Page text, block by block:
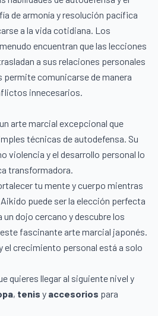
de armonía y resolución pacífica
a la vida cotidiana. Los
encuentran que las lecciones
a sus relaciones personales
permite comunicarse de manera
innecesarios.
arte marcial excepcional que
técnicas de autodefensa. Su
violencia y el desarrollo personal lo
transformadora.
tu mente y cuerpo mientras
puede ser la elección perfecta
dojo cercano y descubre los
fascinante arte marcial japonés.
el crecimiento personal está a solo
quieres llegar al siguiente nivel y
, tenis y accesorios para